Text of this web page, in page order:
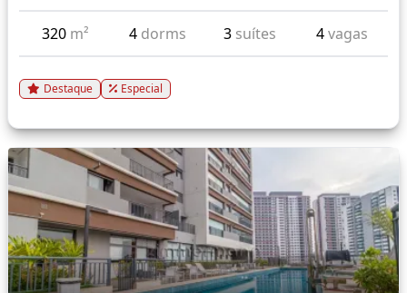
320 m² 4 dorms 3 suítes 4vagas
Destaque Especial